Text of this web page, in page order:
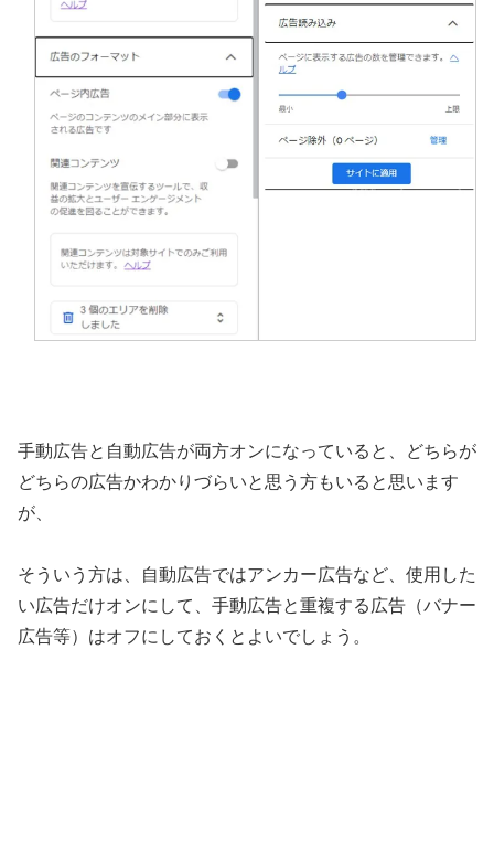
手動広告と自動広告が両方オンになっていると、どちらが
どちらの広告かわかりづらいと思う方もいると思います
が、
そういう方は、自動広告ではアンカー広告など、使用した
い広告だけオンにして、手動広告と重複する広告（バナー
広告等）はオフにしておくとよいでしょう。